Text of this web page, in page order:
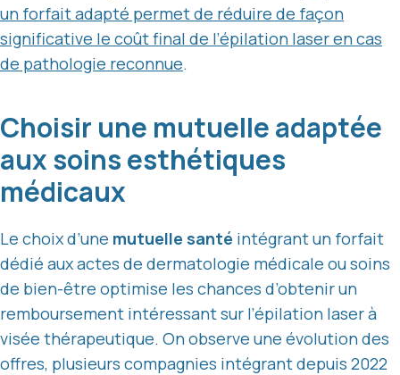
un forfait adapté permet de réduire de façon
significative le coût final de l’épilation laser en cas
de pathologie reconnue.
Choisir une mutuelle adaptée
aux soins esthétiques
médicaux
Le choix d’une mutuelle santé intégrant un forfait
dédié aux actes de dermatologie médicale ou soins
de bien-être optimise les chances d’obtenir un
remboursement intéressant sur l’épilation laser à
visée thérapeutique. On observe une évolution des
offres, plusieurs compagnies intégrant depuis 2022